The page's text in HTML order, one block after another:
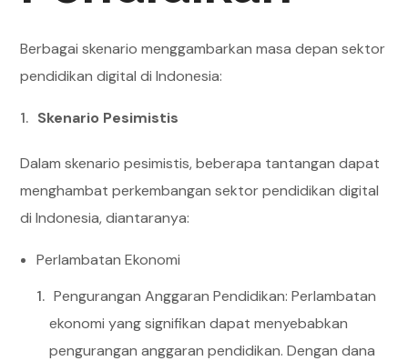
Berbagai skenario menggambarkan masa depan sektor
pendidikan digital di Indonesia:
Skenario Pesimistis
Dalam skenario pesimistis, beberapa tantangan dapat
menghambat perkembangan sektor pendidikan digital
di Indonesia, diantaranya:
Perlambatan Ekonomi
Pengurangan Anggaran Pendidikan: Perlambatan
ekonomi yang signifikan dapat menyebabkan
pengurangan anggaran pendidikan. Dengan dana